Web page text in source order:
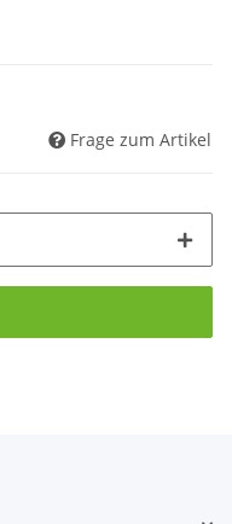
Frage zum Artikel